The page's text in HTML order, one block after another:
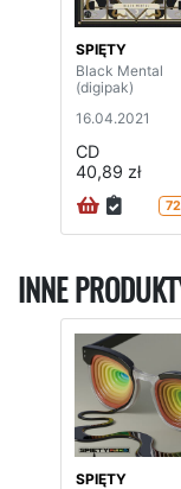
SPIĘTY
Black Mental
(digipak)
16.04.2021
CD
40,89 zł
INNE
SPIĘTY